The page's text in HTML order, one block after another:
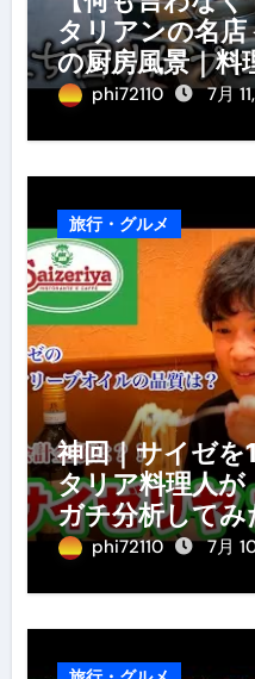
タリアンの名
の厨房風景｜料
界】【イタリア
phi72110 7月
旅行・グルメ
神回｜サイゼ
タリア料理人が
ガチ分析してみ
phi72110 7月